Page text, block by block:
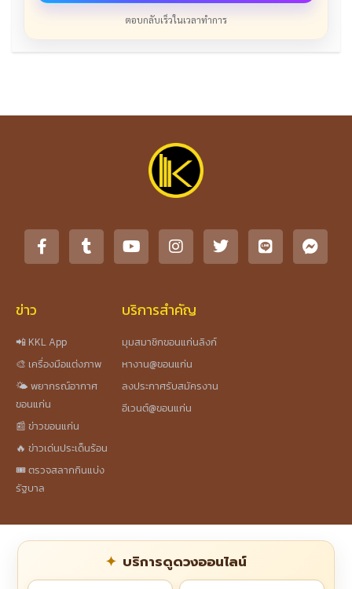
ตอบกลับเร็วในเวลาทำการ
ข่าว
📲 KKL App
🎨 เครื่องมือแต่งภาพ
🌤️ พยากรณ์อากาศ
ขอนแก่น
📰 ข่าวขอนแก่น
🔥 ข่าวเด่นประเด็นร้อน
🎟️ ตรวจสลากกินแบ่ง
รัฐบาล
บริการสำคัญ
มุมสมาชิกขอนแก่นลิงก์
หางาน@ขอนแก่น
ลงประกาศรับสมัครงาน
อีเวนต์@ขอนแก่น
บริการดูดวงออนไลน์